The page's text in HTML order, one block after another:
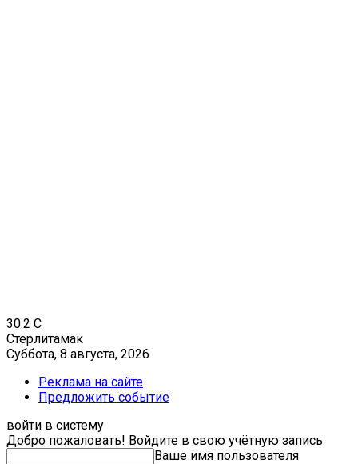
30.2 C
Стерлитамак
Суббота, 8 августа, 2026
Реклама на сайте
Предложить событие
войти в систему
Добро пожаловать! Войдите в свою учётную запись
Ваше имя пользователя